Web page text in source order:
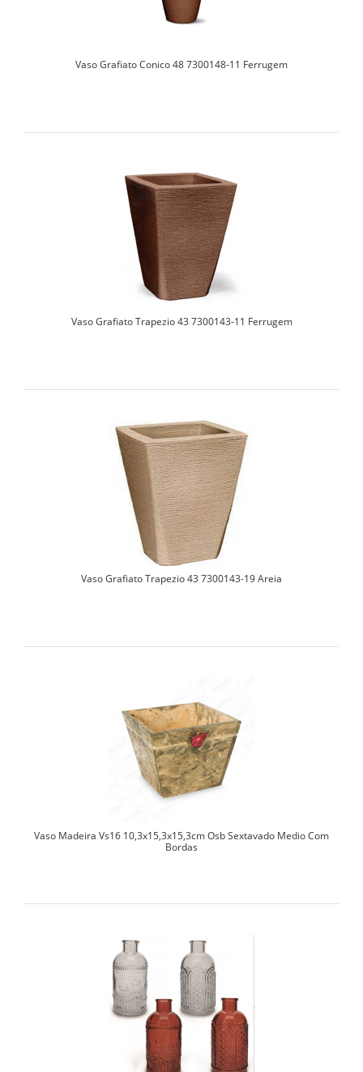
Vaso Grafiato Conico 48 7300148-11 Ferrugem
Vaso Grafiato Trapezio 43 7300143-11 Ferrugem
Vaso Grafiato Trapezio 43 7300143-19 Areia
Vaso Madeira Vs16 10,3x15,3x15,3cm Osb Sextavado Medio Com
Bordas